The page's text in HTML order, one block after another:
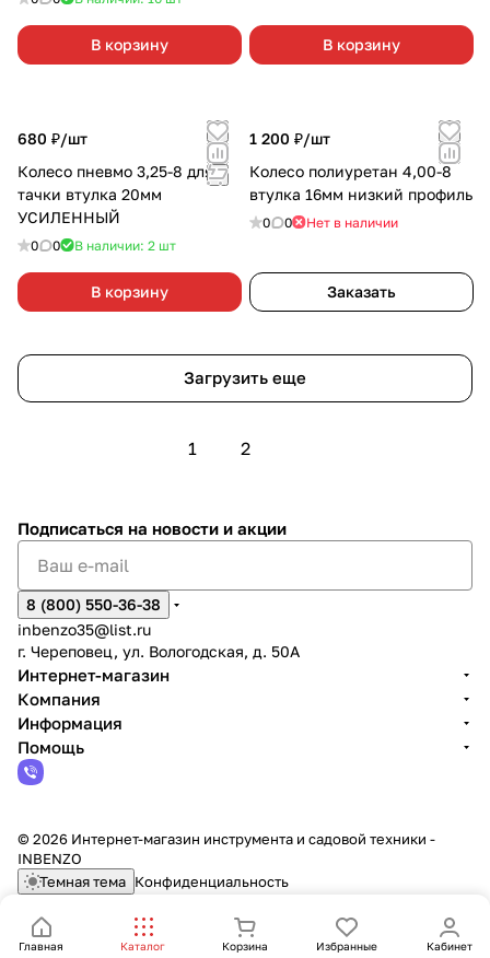
В корзину В корзину
680 ₽/шт
Колесо пневмо 3,25-8 для
тачки втулка 20мм
УСИЛЕННЫЙ
0 0 В наличии: 2 шт
В корзину
1 200 ₽/шт
Колесо полиуретан 4,00-8
втулка 16мм низкий профиль
0 0 Нет в наличии
Заказать
Загрузить еще
1 2
Главная Каталог Корзина Избранные Кабинет
Подписаться на новости и акции
8 (800) 550-36-38
inbenzo35@list.ru
г. Череповец, ул. Вологодская, д. 50А
Интернет-магазин
Компания
Информация
Помощь
© 2026 Интернет-магазин инструмента и садовой техники -
INBENZO
Темная тема Конфиденциальность